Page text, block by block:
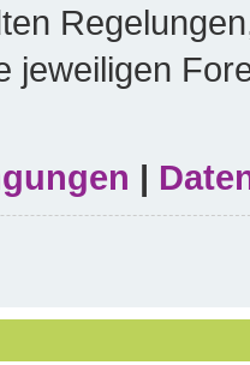
jeweiligen
|